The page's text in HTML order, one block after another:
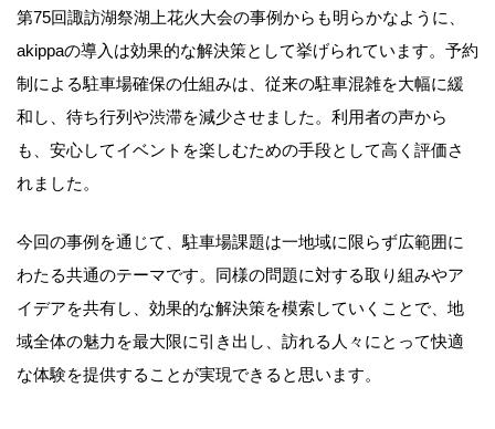
第75回諏訪湖祭湖上花火大会の事例からも明らかなように、
akippaの導入は効果的な解決策として挙げられています。予約
制による駐車場確保の仕組みは、従来の駐車混雑を大幅に緩
和し、待ち行列や渋滞を減少させました。利用者の声から
も、安心してイベントを楽しむための手段として高く評価さ
れました。
今回の事例を通じて、駐車場課題は一地域に限らず広範囲に
わたる共通のテーマです。同様の問題に対する取り組みやア
イデアを共有し、効果的な解決策を模索していくことで、地
域全体の魅力を最大限に引き出し、訪れる人々にとって快適
な体験を提供することが実現できると思います。